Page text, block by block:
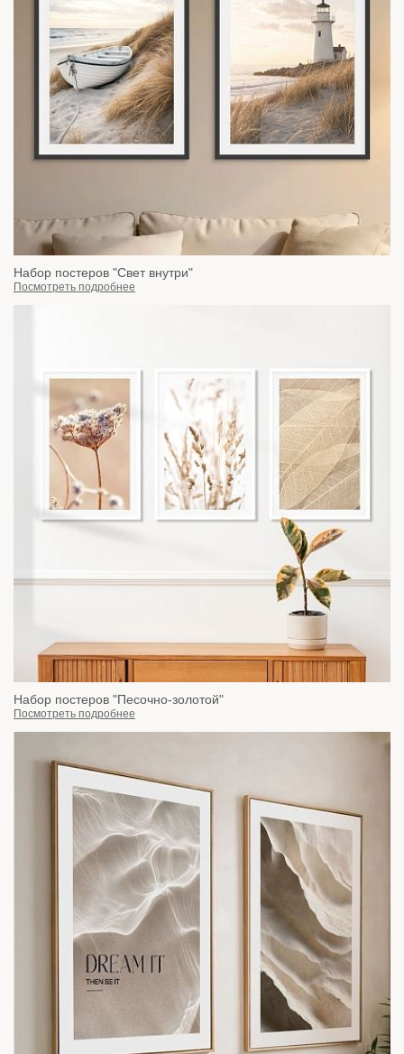
Набор постеров "Свет внутри"
Посмотреть подробнее
Набор постеров "Песочно-золотой"
Посмотреть подробнее